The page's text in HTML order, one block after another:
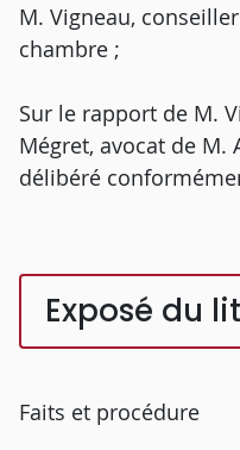
M. Vigneau,
chambre ;
Sur le rapport de M.
Mégret, avocat de M.
délibéré
Exposé du
Faits et procédure